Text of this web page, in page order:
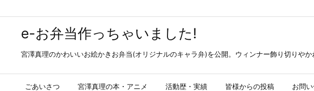
e-お弁当作っちゃいました!
宮澤真理のかわいいお絵かきお弁当(オリジナルのキャラ弁)を公開。ウィンナー飾り切りや
ごあいさつ 宮澤真理の本・アニメ 活動歴・実績 皆様からの投稿 お問